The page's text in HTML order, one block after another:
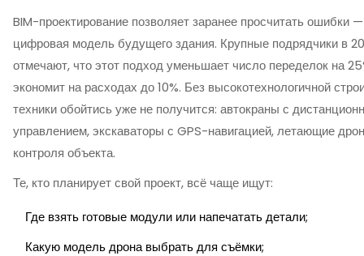
BIM-проектирование позволяет заранее просчитать ошибки
цифровая модель будущего здания. Крупные подрядчики в
отмечают, что этот подход уменьшает число переделок на
экономит на расходах до 10%. Без высокотехнологичной
техники обойтись уже не получится: автокраны с
управлением, экскаваторы с GPS-навигацией, летающие
контроля объекта.
Те, кто планирует свой проект, всё чаще ищут:
Где взять готовые модули или напечатать детали;
Какую модель дрона выбрать для съёмки;